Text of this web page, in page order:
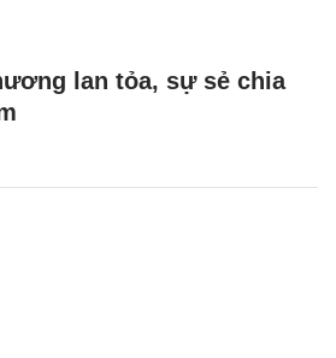
lan tỏa, sự sẻ chia